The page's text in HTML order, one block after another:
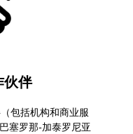
伙伴
包括机构和商业服
塞罗那-加泰罗尼亚